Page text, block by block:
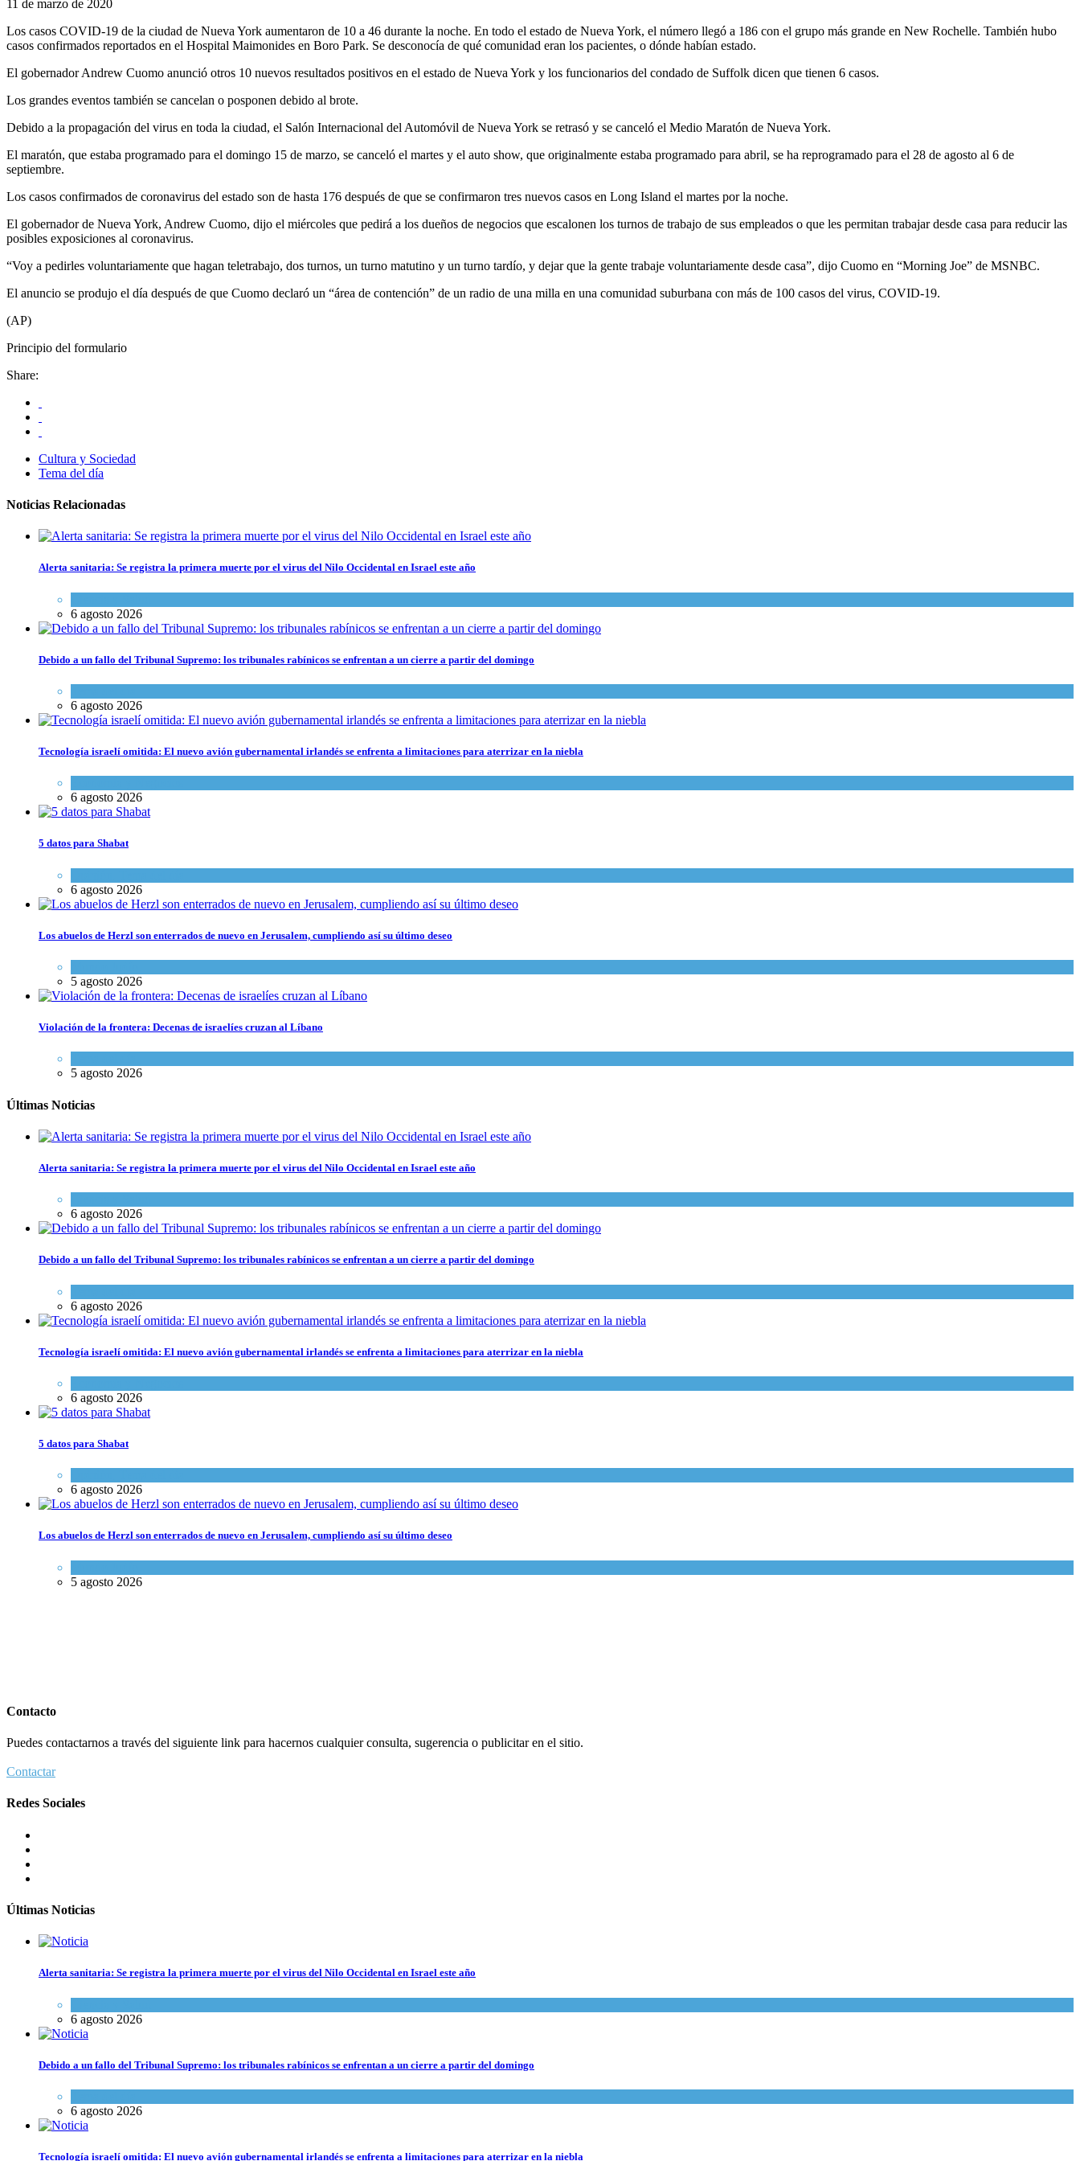
11 de marzo de 2020
Los casos COVID-19 de la ciudad de Nueva York aumentaron de 10 a 46 durante la noche. En todo el estado de Nueva York, el número llegó a 186 con el grupo más grande en New Rochelle. También hubo
casos confirmados reportados en el Hospital Maimonides en Boro Park. Se desconocía de qué comunidad eran los pacientes, o dónde habían estado.
El gobernador Andrew Cuomo anunció otros 10 nuevos resultados positivos en el estado de Nueva York y los funcionarios del condado de Suffolk dicen que tienen 6 casos.
Los grandes eventos también se cancelan o posponen debido al brote.
Debido a la propagación del virus en toda la ciudad, el Salón Internacional del Automóvil de Nueva York se retrasó y se canceló el Medio Maratón de Nueva York.
El maratón, que estaba programado para el domingo 15 de marzo, se canceló el martes y el auto show, que originalmente estaba programado para abril, se ha reprogramado para el 28 de agosto al 6 de
septiembre.
Los casos confirmados de coronavirus del estado son de hasta 176 después de que se confirmaron tres nuevos casos en Long Island el martes por la noche.
El gobernador de Nueva York, Andrew Cuomo, dijo el miércoles que pedirá a los dueños de negocios que escalonen los turnos de trabajo de sus empleados o que les permitan trabajar desde casa para reducir las
posibles exposiciones al coronavirus.
“Voy a pedirles voluntariamente que hagan teletrabajo, dos turnos, un turno matutino y un turno tardío, y dejar que la gente trabaje voluntariamente desde casa”, dijo Cuomo en “Morning Joe” de MSNBC.
El anuncio se produjo el día después de que Cuomo declaró un “área de contención” de un radio de una milla en una comunidad suburbana con más de 100 casos del virus, COVID-19.
(AP)
Principio del formulario
Share:
Cultura y Sociedad
Tema del día
Noticias Relacionadas
Alerta sanitaria: Se registra la primera muerte por el virus del Nilo Occidental en Israel este año
6 agosto 2026
Debido a un fallo del Tribunal Supremo: los tribunales rabínicos se enfrentan a un cierre a partir del domingo
6 agosto 2026
Tecnología israelí omitida: El nuevo avión gubernamental irlandés se enfrenta a limitaciones para aterrizar en la niebla
6 agosto 2026
5 datos para Shabat
6 agosto 2026
Los abuelos de Herzl son enterrados de nuevo en Jerusalem, cumpliendo así su último deseo
5 agosto 2026
Violación de la frontera: Decenas de israelíes cruzan al Líbano
5 agosto 2026
Últimas Noticias
Alerta sanitaria: Se registra la primera muerte por el virus del Nilo Occidental en Israel este año
6 agosto 2026
Debido a un fallo del Tribunal Supremo: los tribunales rabínicos se enfrentan a un cierre a partir del domingo
6 agosto 2026
Tecnología israelí omitida: El nuevo avión gubernamental irlandés se enfrenta a limitaciones para aterrizar en la niebla
6 agosto 2026
5 datos para Shabat
6 agosto 2026
Los abuelos de Herzl son enterrados de nuevo en Jerusalem, cumpliendo así su último deseo
5 agosto 2026
Contacto
Puedes contactarnos a través del siguiente link para hacernos cualquier consulta, sugerencia o publicitar en el sitio.
Contactar
Redes Sociales
Últimas Noticias
Alerta sanitaria: Se registra la primera muerte por el virus del Nilo Occidental en Israel este año
6 agosto 2026
Debido a un fallo del Tribunal Supremo: los tribunales rabínicos se enfrentan a un cierre a partir del domingo
6 agosto 2026
Tecnología israelí omitida: El nuevo avión gubernamental irlandés se enfrenta a limitaciones para aterrizar en la niebla